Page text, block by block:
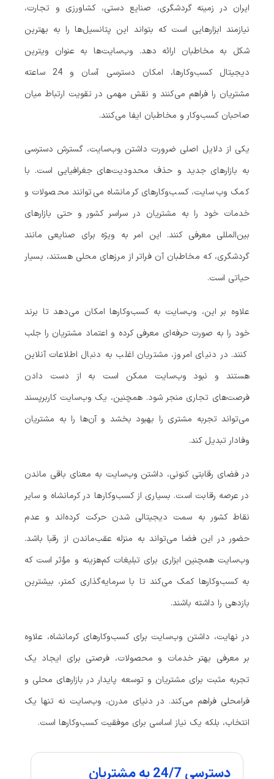
ایران در زمینه گردشگری، صنایع دستی، کشاورزی و تجارت،
نیازمند ابزارهایی است که بتواند این پتانسیل‌ها را به بهترین
شکل به مخاطبان ارائه دهد. وب‌سایت‌ها به عنوان ویترین
دیجیتال کسب‌وکارها، امکان دسترسی آسان و 24 ساعته
مشتریان را فراهم می‌کنند و نقش مهمی در تقویت ارتباط میان
صاحبان کسب‌وکار و مخاطبان ایفا می‌کنند.
یکی از دلایل اصلی ضرورت داشتن وب‌سایت، گسترش دسترسی
به بازارهای جدید و حذف محدودیت‌های جغرافیایی است. با
کمک وب‌سایت، کسب‌وکارهای کرمانشاه می‌توانند محصولات و
خدمات خود را به مشتریان در سراسر کشور و حتی بازارهای
بین‌المللی معرفی کنند. این امر به ویژه برای صنایعی مانند
گردشگری، که مخاطبان آن فراتر از مرزهای محلی هستند، بسیار
حیاتی است.
علاوه بر این، وب‌سایت به کسب‌وکارها امکان می‌دهد تا برند
خود را به صورت حرفه‌ای معرفی کرده و اعتماد مشتریان را جلب
کنند. در دنیای امروز، مشتریان اغلب به دنبال اطلاعات آنلاین
هستند و نبود وب‌سایت ممکن است به از دست دادن
فرصت‌های تجاری منجر شود. همچنین، یک وب‌سایت کاربرپسند
می‌تواند تجربه مشتری را بهبود بخشد و آن‌ها را به مشتریان
وفادار تبدیل کند.
در فضای رقابتی کنونی، داشتن وب‌سایت به معنای باقی ماندن
در عرصه رقابت است. بسیاری از کسب‌وکارها در کرمانشاه و سایر
نقاط کشور به سمت دیجیتالی شدن حرکت کرده‌اند و عدم
حضور در این فضا می‌تواند به منزله عقب‌ماندن از رقبا باشد.
وب‌سایت همچنین ابزاری برای تبلیغات کم‌هزینه و مؤثر است که
به کسب‌وکارها کمک می‌کند تا با سرمایه‌گذاری کمتر، بیشترین
بازدهی را داشته باشند.
در نهایت، داشتن وب‌سایت برای کسب‌وکارهای کرمانشاه، علاوه
بر معرفی بهتر خدمات و محصولات، فرصتی برای ایجاد یک
تجربه مثبت برای مشتریان و توسعه پایدار در بازارهای محلی و
فرامحلی فراهم می‌کند. در دنیای مدرن، وب‌سایت نه تنها یک
انتخاب، بلکه یک نیاز اساسی برای موفقیت کسب‌وکارها است.
دسترسی 24/7 به مشتریان